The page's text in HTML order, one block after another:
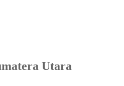
Utara